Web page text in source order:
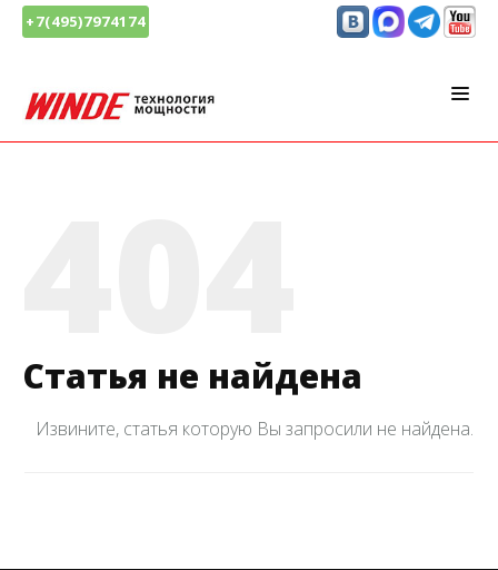
+7(495)7974174
Статья не найдена
Извините, статья которую Вы запросили не найдена.